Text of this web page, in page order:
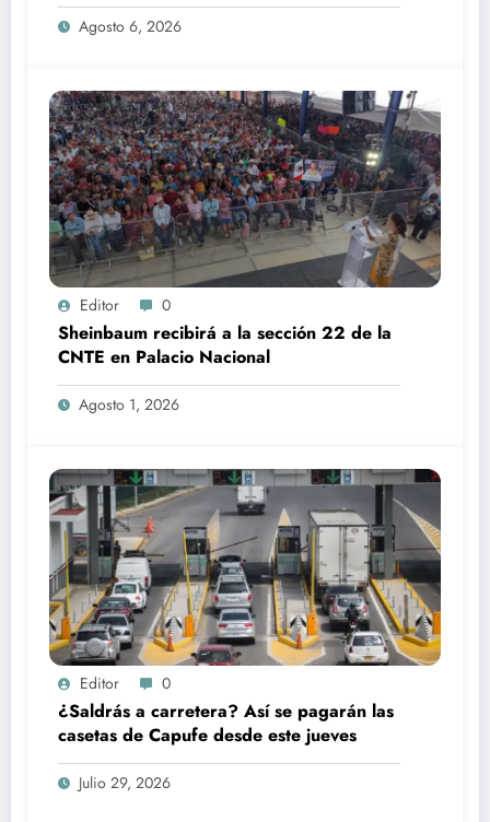
Agosto 6, 2026
Editor 0
Sheinbaum recibirá a la sección 22 de la
CNTE en Palacio Nacional
Agosto 1, 2026
Editor 0
¿Saldrás a carretera? Así se pagarán las
casetas de Capufe desde este jueves
Julio 29, 2026